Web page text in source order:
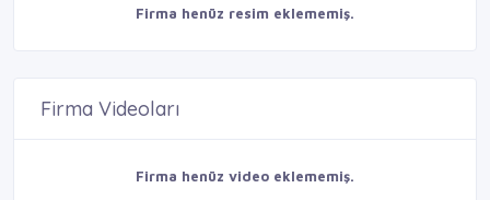
Firma henüz resim eklememiş.
Firma Videoları
Firma henüz video eklememiş.